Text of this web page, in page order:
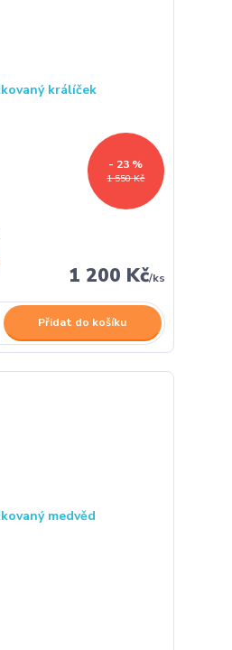
1 550 Kč
- 23 %
1 200 Kč/ks
Přidat do košíku